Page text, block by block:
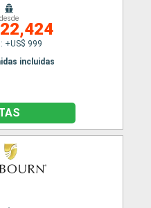
desde
+US$ 999
incluidas